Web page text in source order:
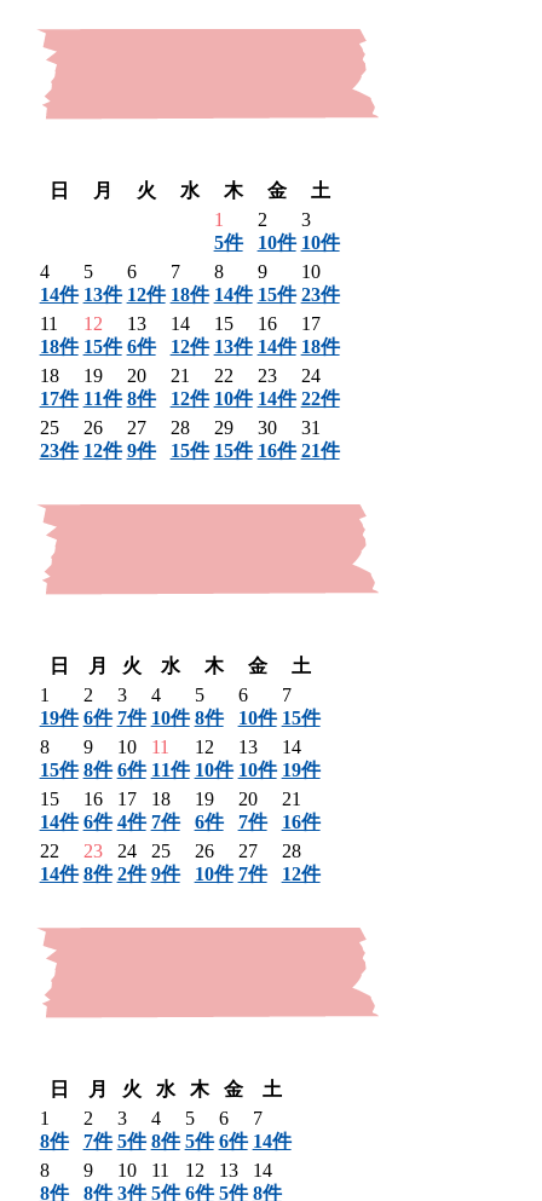
日
月 火 水 木 金
土
1
5件
2
10件
3
10件
4
14件
5
13件
6
12件
7
18件
8
14件
9
15件
10
23件
11
18件
12
15件
13
6件
14
12件
15
13件
16
14件
17
18件
18
17件
19
11件
20
8件
21
12件
22
10件
23
14件
24
22件
25
23件
26
12件
27
9件
28
15件
29
15件
30
16件
31
21件
日
月 火 水 木 金
土
1
19件
2
6件
3
7件
4
10件
5
8件
6
10件
7
15件
8
15件
9
8件
10
6件
11
11件
12
10件
13
10件
14
19件
15
14件
16
6件
17
4件
18
7件
19
6件
20
7件
21
16件
22
14件
23
8件
24
2件
25
9件
26
10件
27
7件
28
12件
日
月 火 水 木 金
土
1
8件
2
7件
3
5件
4
8件
5
5件
6
6件
7
14件
8
8件
9
8件
10
3件
11
5件
12
6件
13
5件
14
8件